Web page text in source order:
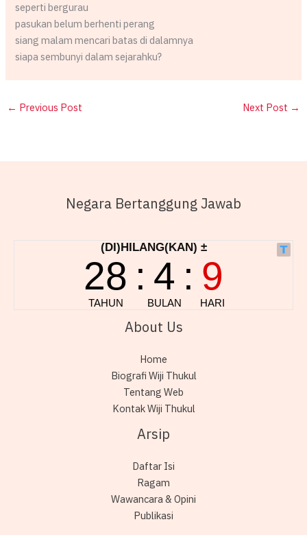
seperti bergurau
pasukan belum berhenti perang
siang malam mencari batas di dalamnya
siapa sembunyi dalam sejarahku?
← Previous Post Next Post →
Negara Bertanggung Jawab
About Us
Home
Biografi Wiji Thukul
Tentang Web
Kontak Wiji Thukul
Arsip
Daftar Isi
Ragam
Wawancara & Opini
Publikasi